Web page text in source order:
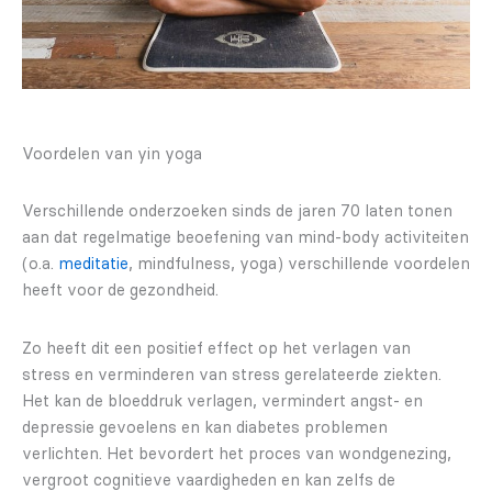
Voordelen van yin yoga
Verschillende onderzoeken sinds de jaren 70 laten tonen
aan dat regelmatige beoefening van mind-body activiteiten
(o.a. meditatie, mindfulness, yoga) verschillende voordelen
heeft voor de gezondheid.
Zo heeft dit een positief effect op het verlagen van
stress en verminderen van stress gerelateerde ziekten.
Het kan de bloeddruk verlagen, vermindert angst- en
depressie gevoelens en kan diabetes problemen
verlichten. Het bevordert het proces van wondgenezing,
vergroot cognitieve vaardigheden en kan zelfs de